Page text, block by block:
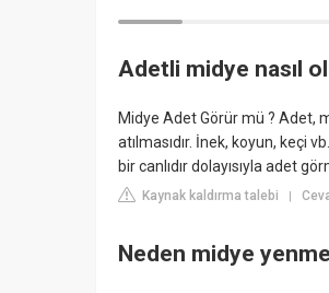
Adetli midye nasıl
Midye Adet Görür mü ? Adet,
atılmasıdır. İnek, koyun, keçi
bir canlıdır dolayısıyla adet
Kaynak kaldırma talebi |
Neden midye